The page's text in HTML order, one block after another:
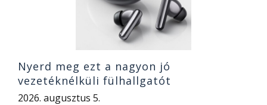
Nyerd meg ezt a nagyon jó
vezetéknélküli fülhallgatót
2026. augusztus 5.